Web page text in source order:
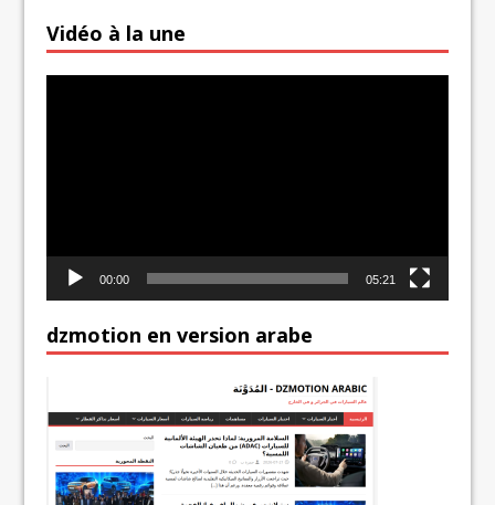
Vidéo à la une
00:00 05:21
dzmotion en version arabe